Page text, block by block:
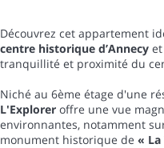
Découvrez cet appartement
centre historique d’Annecy
tranquillité et proximité du
Niché au 6ème étage d'une
L'Explorer offre une vue
environnantes, notamment
monument historique de «